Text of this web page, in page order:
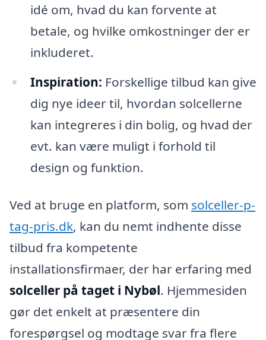
idé om, hvad du kan forvente at
betale, og hvilke omkostninger der er
inkluderet.
Inspiration: Forskellige tilbud kan give
dig nye ideer til, hvordan solcellerne
kan integreres i din bolig, og hvad der
evt. kan være muligt i forhold til
design og funktion.
Ved at bruge en platform, som solceller-p-
tag-pris.dk, kan du nemt indhente disse
tilbud fra kompetente
installationsfirmaer, der har erfaring med
solceller på taget i Nybøl. Hjemmesiden
gør det enkelt at præsentere din
forespørgsel og modtage svar fra flere